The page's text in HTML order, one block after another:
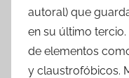
autoral) que
en su último
de elementos
y claustrofóbicos.